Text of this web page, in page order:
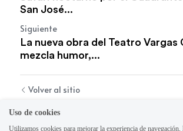
San José...
Siguiente
La nueva obra del Teatro Vargas
mezcla humor,...
Volver al sitio
Uso de cookies
Utilizamos cookies para mejorar la experiencia de